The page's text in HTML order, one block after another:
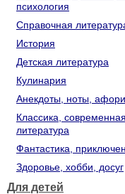
психология
Справочная
История
Детская литература
Кулинария
Анекдоты, ноты,
Классика, современная
литература
Фантастика,
Здоровье, хобби, досуг
Для детей